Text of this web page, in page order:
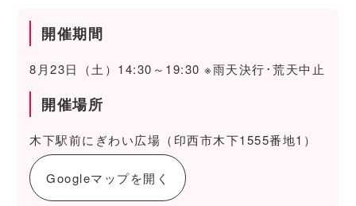
開催期間
8月23日（土）14:30～19:30 ※雨天決行･荒天中止
開催場所
木下駅前にぎわい広場（印西市木下1555番地1）
Googleマップを開く